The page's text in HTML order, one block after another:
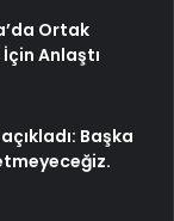
Ortak
Anlaştı
Başka